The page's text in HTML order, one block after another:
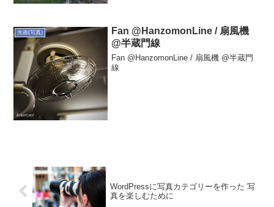
光画(写真)
Fan @HanzomonLine / 扇風機
@半蔵門線
Fan @HanzomonLine / 扇風機 @半蔵門
線
WordPressに写真カテゴリーを作った 写
真を楽しむために